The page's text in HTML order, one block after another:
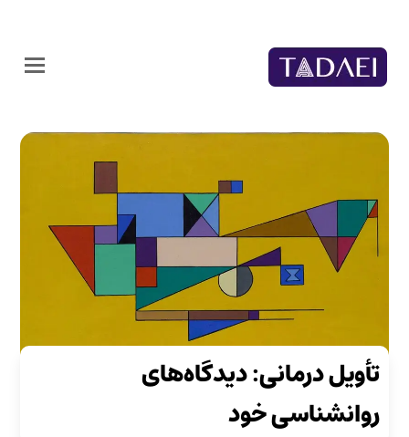
تأویل درمانی: دیدگاه‌های
روانشناسی خود